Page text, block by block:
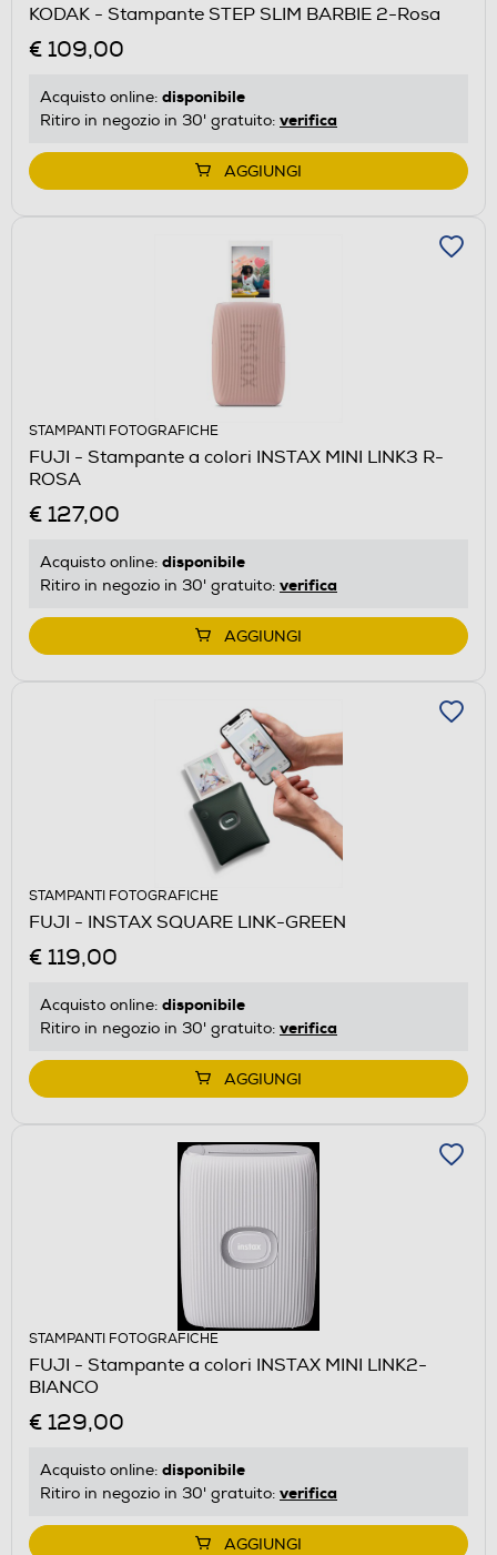
KODAK - Stampante STEP SLIM BARBIE 2-Rosa
€ 109,00
Acquisto online: disponibile
Ritiro in negozio in 30' gratuito: verifica
AGGIUNGI
STAMPANTI FOTOGRAFICHE
FUJI - Stampante a colori INSTAX MINI LINK3 R-
ROSA
€ 127,00
Acquisto online: disponibile
Ritiro in negozio in 30' gratuito: verifica
AGGIUNGI
STAMPANTI FOTOGRAFICHE
FUJI - INSTAX SQUARE LINK-GREEN
€ 119,00
Acquisto online: disponibile
Ritiro in negozio in 30' gratuito: verifica
AGGIUNGI
STAMPANTI FOTOGRAFICHE
FUJI - Stampante a colori INSTAX MINI LINK2-
BIANCO
€ 129,00
Acquisto online: disponibile
Ritiro in negozio in 30' gratuito: verifica
AGGIUNGI